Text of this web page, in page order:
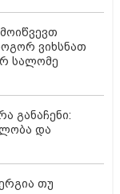
ვიხსნათ
სალომე
განაჩენი:
და
თუ